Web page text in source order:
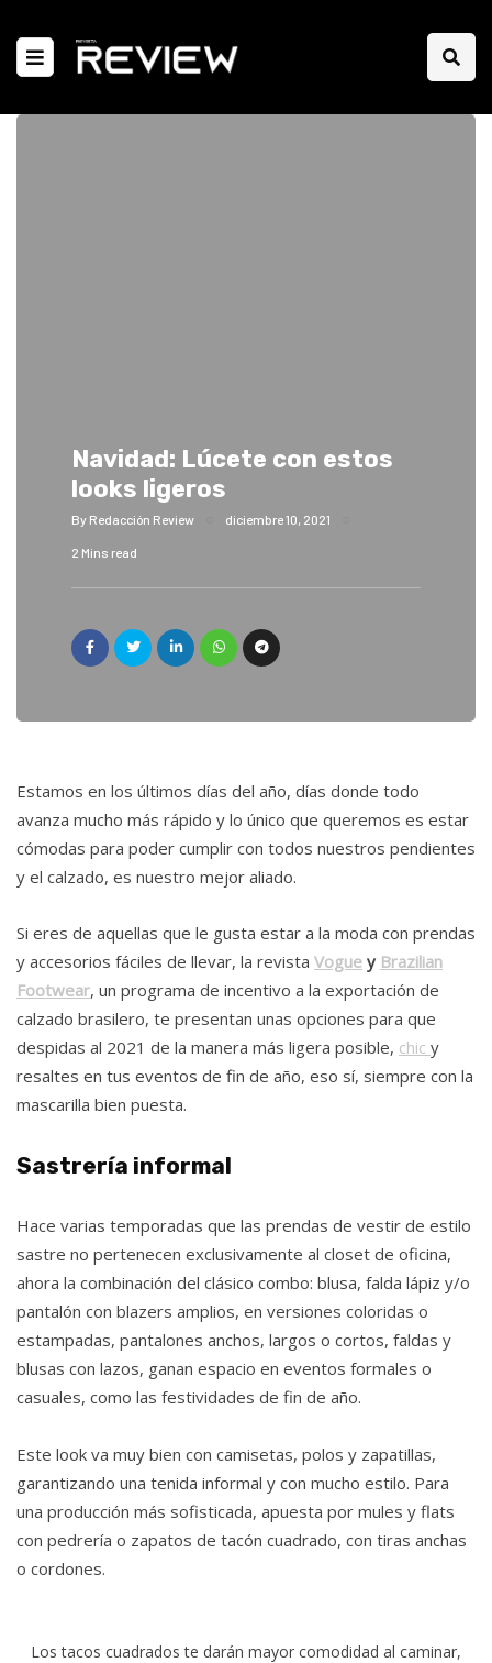
Navidad: Lúcete con estos
looks ligeros
By Redacción Review diciembre 10, 2021
2 Mins read
Estamos en los últimos días del año, días donde todo
avanza mucho más rápido y lo único que queremos es estar
cómodas para poder cumplir con todos nuestros pendientes
y el calzado, es nuestro mejor aliado.
Si eres de aquellas que le gusta estar a la moda con prendas
y accesorios fáciles de llevar, la revista Vogue y Brazilian
Footwear, un programa de incentivo a la exportación de
calzado brasilero, te presentan unas opciones para que
despidas al 2021 de la manera más ligera posible, chic y
resaltes en tus eventos de fin de año, eso sí, siempre con la
mascarilla bien puesta.
Sastrería informal
Hace varias temporadas que las prendas de vestir de estilo
sastre no pertenecen exclusivamente al closet de oficina,
ahora la combinación del clásico combo: blusa, falda lápiz y/o
pantalón con blazers amplios, en versiones coloridas o
estampadas, pantalones anchos, largos o cortos, faldas y
blusas con lazos, ganan espacio en eventos formales o
casuales, como las festividades de fin de año.
Este look va muy bien con camisetas, polos y zapatillas,
garantizando una tenida informal y con mucho estilo. Para
una producción más sofisticada, apuesta por mules y flats
con pedrería o zapatos de tacón cuadrado, con tiras anchas
o cordones.
Los tacos cuadrados te darán mayor comodidad al caminar,